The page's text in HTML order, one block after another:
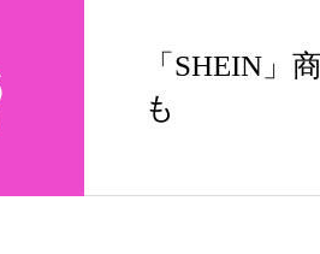
「SHEIN
も